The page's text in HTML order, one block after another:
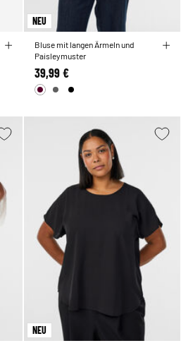
NEU
Bluse mit langen Ärmeln und
Paisleymuster
39,99 €
NEU